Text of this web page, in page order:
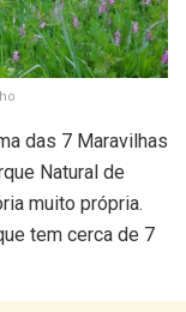
das 7 Maravilhas
Natural de
muito própria.
tem cerca de 7